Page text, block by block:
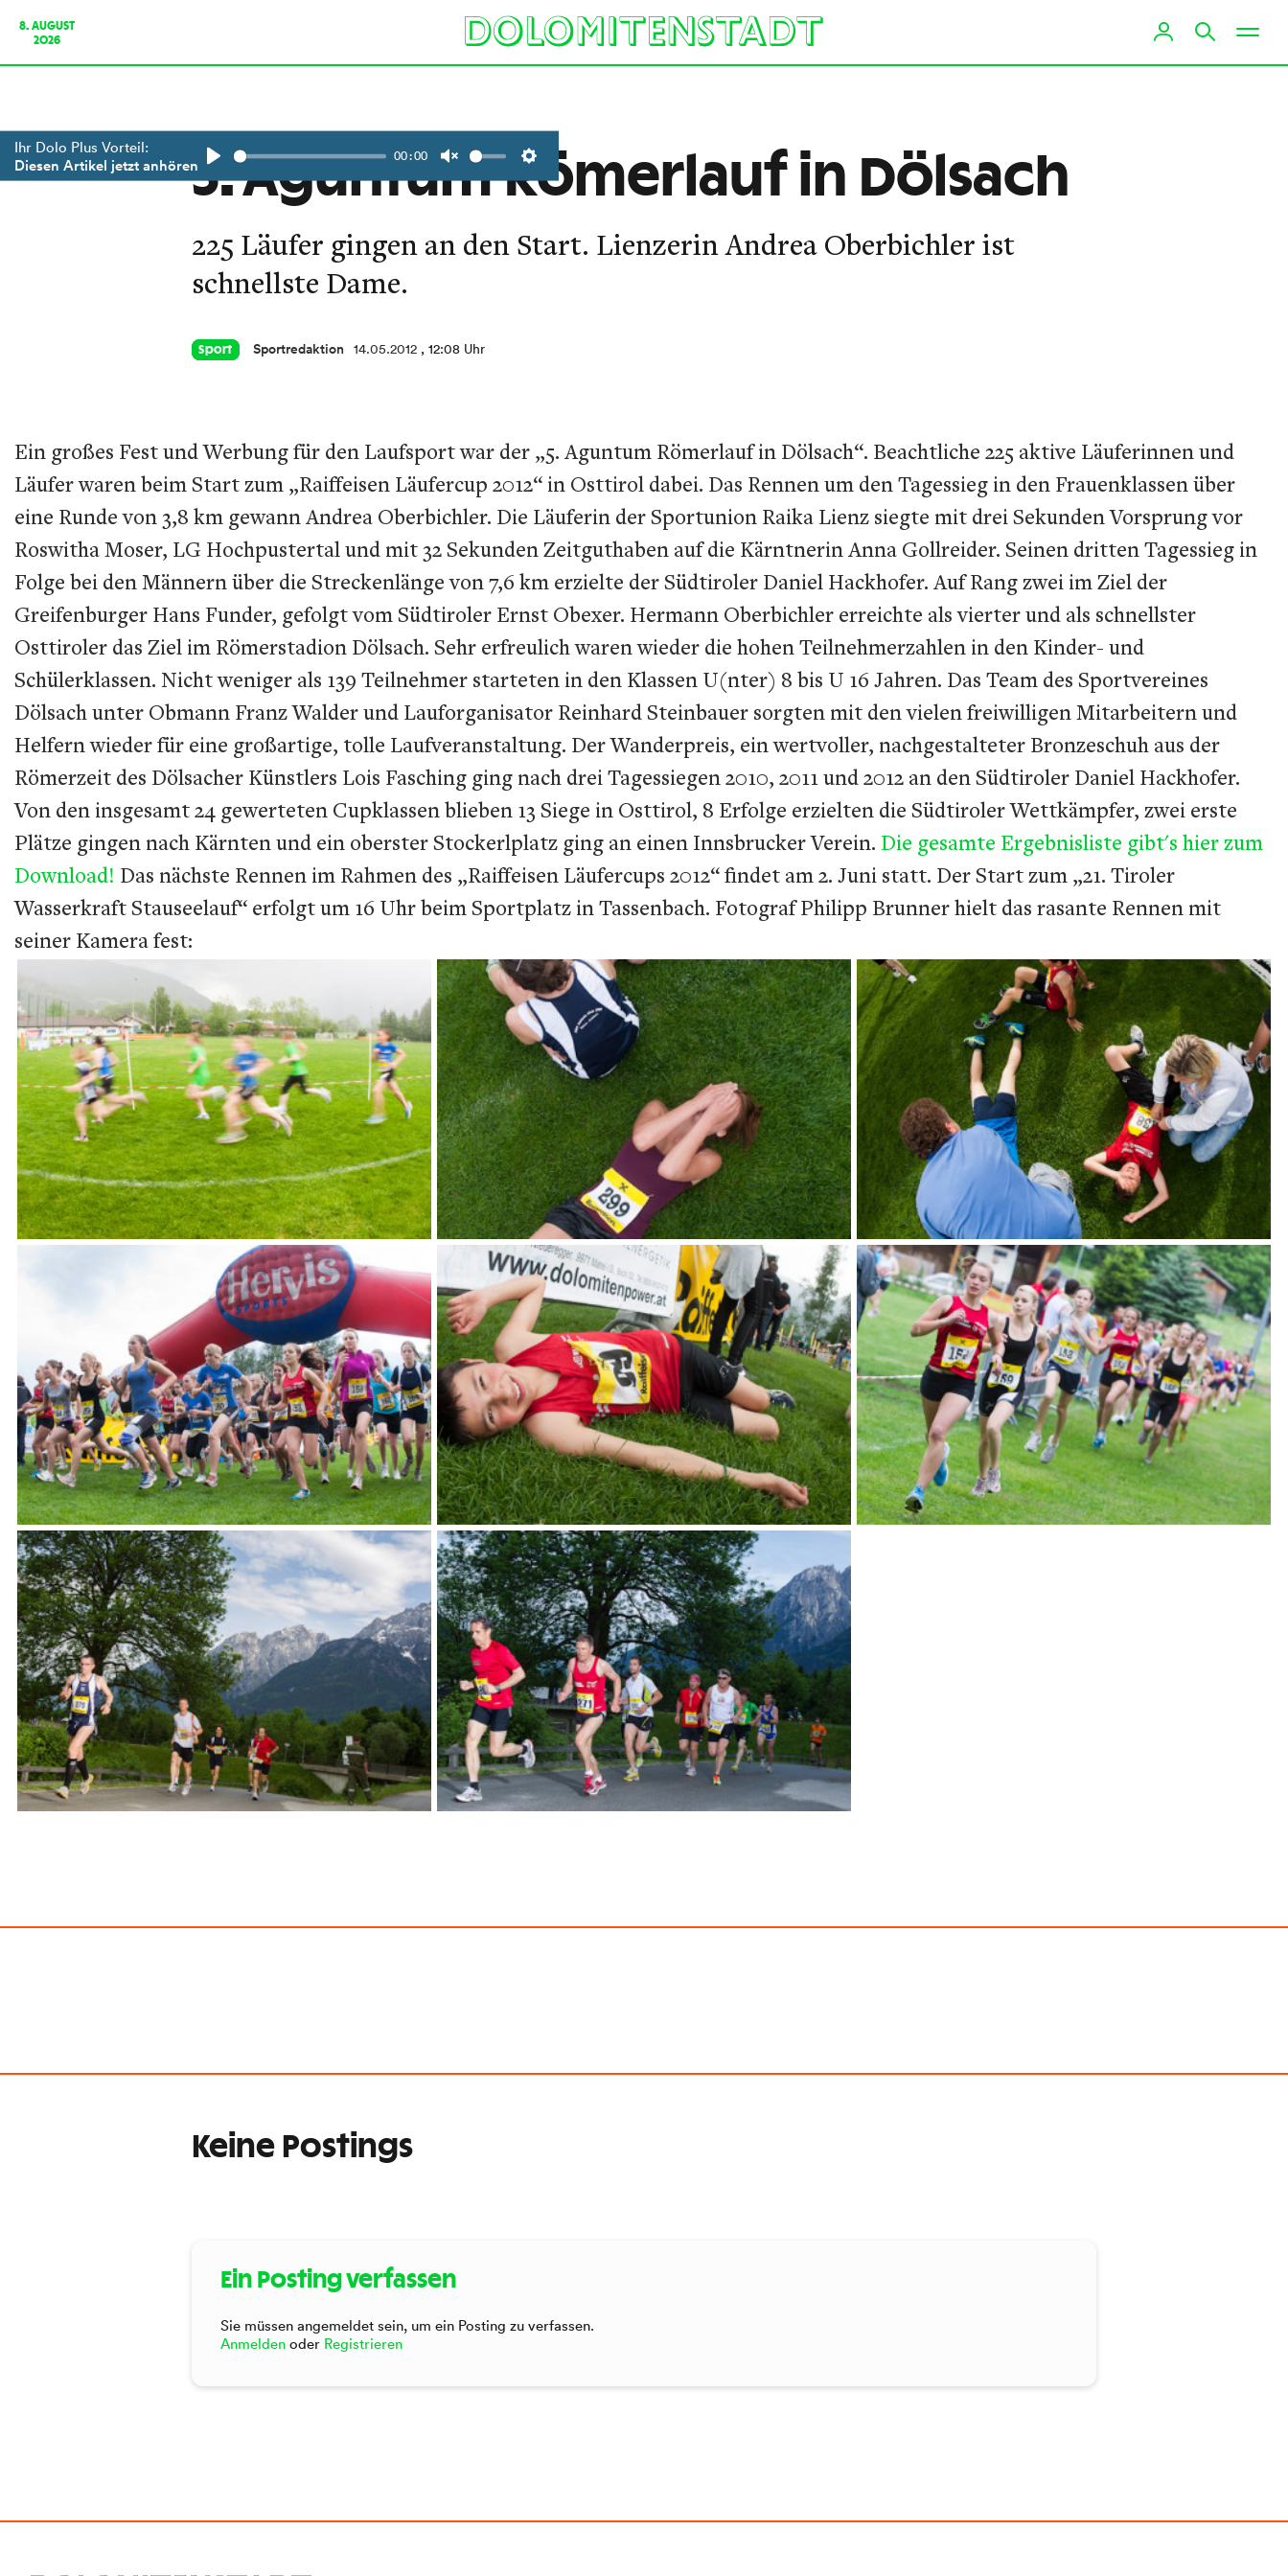
8. AUGUST
2026
Ihr Dolo Plus Vorteil:
Diesen Artikel jetzt anhören
Play
00:00
Unmute Settings
5. Aguntum Römerlauf in Dölsach
225 Läufer gingen an den Start. Lienzerin Andrea Oberbichler ist
schnellste Dame.
Sport Sportredaktion 14.05.2012 , 12:08 Uhr
Ein großes Fest und Werbung für den Laufsport war der „5. Aguntum Römerlauf in Dölsach“. Beachtliche 225 aktive Läuferinnen und
Läufer waren beim Start zum „Raiffeisen Läufercup 2012“ in Osttirol dabei. Das Rennen um den Tagessieg in den Frauenklassen über
eine Runde von 3,8 km gewann Andrea Oberbichler. Die Läuferin der Sportunion Raika Lienz siegte mit drei Sekunden Vorsprung vor
Roswitha Moser, LG Hochpustertal und mit 32 Sekunden Zeitguthaben auf die Kärntnerin Anna Gollreider. Seinen dritten Tagessieg in
Folge bei den Männern über die Streckenlänge von 7,6 km erzielte der Südtiroler Daniel Hackhofer. Auf Rang zwei im Ziel der
Greifenburger Hans Funder, gefolgt vom Südtiroler Ernst Obexer. Hermann Oberbichler erreichte als vierter und als schnellster
Osttiroler das Ziel im Römerstadion Dölsach. Sehr erfreulich waren wieder die hohen Teilnehmerzahlen in den Kinder- und
Schülerklassen. Nicht weniger als 139 Teilnehmer starteten in den Klassen U(nter) 8 bis U 16 Jahren. Das Team des Sportvereines
Dölsach unter Obmann Franz Walder und Lauforganisator Reinhard Steinbauer sorgten mit den vielen freiwilligen Mitarbeitern und
Helfern wieder für eine großartige, tolle Laufveranstaltung. Der Wanderpreis, ein wertvoller, nachgestalteter Bronzeschuh aus der
Römerzeit des Dölsacher Künstlers Lois Fasching ging nach drei Tagessiegen 2010, 2011 und 2012 an den Südtiroler Daniel Hackhofer.
Von den insgesamt 24 gewerteten Cupklassen blieben 13 Siege in Osttirol, 8 Erfolge erzielten die Südtiroler Wettkämpfer, zwei erste
Plätze gingen nach Kärnten und ein oberster Stockerlplatz ging an einen Innsbrucker Verein. Die gesamte Ergebnisliste gibt's hier zum
Download! Das nächste Rennen im Rahmen des „Raiffeisen Läufercups 2012“ findet am 2. Juni statt. Der Start zum „21. Tiroler
Wasserkraft Stauseelauf“ erfolgt um 16 Uhr beim Sportplatz in Tassenbach. Fotograf Philipp Brunner hielt das rasante Rennen mit
seiner Kamera fest:
Keine Postings
Ein Posting verfassen
Sie müssen angemeldet sein, um ein Posting zu verfassen.
Anmelden oder Registrieren